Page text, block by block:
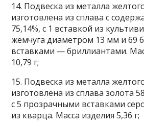
14. Подвеска из металла
изготовлена из сплава с
75,14%, с 1 вставкой из
жемчуга диаметром 13 мм и 69
вставками — бриллиантами.
10,79 г;
15. Подвеска из металла
изготовлена из сплава золота
с 5 прозрачными вставками
из кварца. Масса изделия 5,36 г;